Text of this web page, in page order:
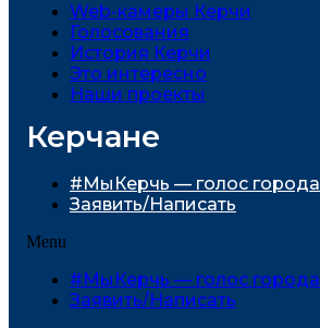
Web-камеры Керчи
Голосования
История Керчи
Это интересно
Наши проекты
Керчане
#МыКерчь — голос города
Заявить/Написать
Menu
#МыКерчь — голос города
Заявить/Написать